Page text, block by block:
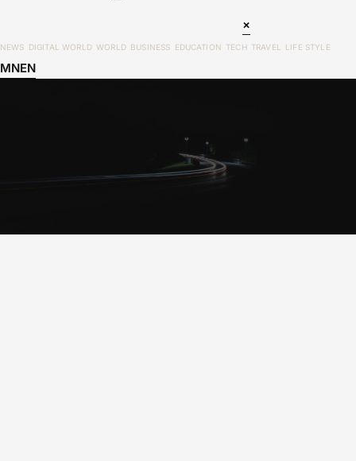
×
NEWS DIGITAL WORLD WORLD BUSINESS EDUCATION TECH TRAVEL LIFE STYLE
MNEN